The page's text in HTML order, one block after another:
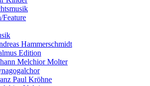
Feature
Hammerschmidt
Edition
Melchior Molter
Paul Kröhne